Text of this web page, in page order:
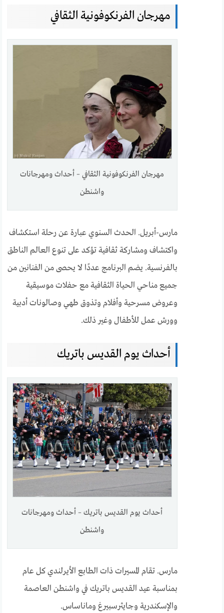
مهرجان الفرنكوفونية الثقافي
مهرجان الفرنكوفونية الثقافي – أحداث ومهرجانات
واشنطن
مارس-أبريل. الحدث السنوي عبارة عن رحلة استكشاف
واكتشاف ومشاركة ثقافية تؤكد على تنوع العالم الناطق
بالفرنسية. يضم البرنامج عددًا لا يحصى من الفنانين من
جميع مناحي الحياة الثقافية مع حفلات موسيقية
وعروض مسرحية وأفلام وتذوق طهي وصالونات أدبية
وورش عمل للأطفال وغير ذلك.
أحداث يوم القديس باتريك
أحداث يوم القديس باتريك – أحداث ومهرجانات
واشنطن
مارس. تقام المسيرات ذات الطابع الأيرلندي كل عام
بمناسبة عيد القديس باتريك في واشنطن العاصمة
والإسكندرية وجايثرسبيرغ وماناساس.